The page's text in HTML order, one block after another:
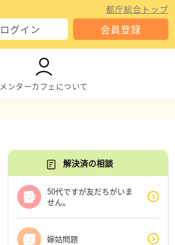
都庁総合トップ
ログイン 会員登録
メンターカフェについて
解決済の相談
50代ですが友だちがいま
せん。
嫁姑問題